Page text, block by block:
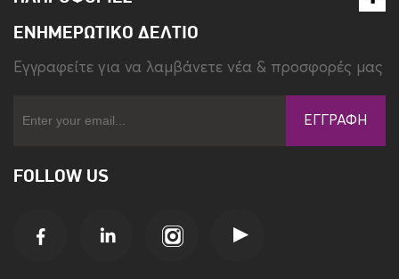
ΕΝΗΜΕΡΩΤΙΚΌ ΔΕΛΤΊΟ
Eγγραφείτε για να λαμβάνετε νέα & προσφορές μας
ΕΓΓΡΑΦΉ
FOLLOW US